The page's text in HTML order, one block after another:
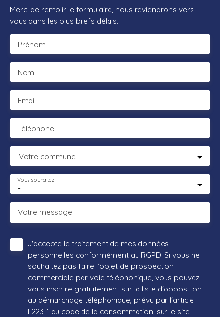
Merci de remplir le formulaire, nous reviendrons vers
vous dans les plus brefs délais.
Prénom
Nom
Email
Téléphone
Votre commune
-
Vous souhaitez
Votre message
J'accepte le traitement de mes données
personnelles conformément au RGPD. Si vous ne
souhaitez pas faire l'objet de prospection
commerciale par voie téléphonique, vous pouvez
vous inscrire gratuitement sur la liste d'opposition
au démarchage téléphonique, prévu par l'article
L223-1 du code de la consommation, sur le site